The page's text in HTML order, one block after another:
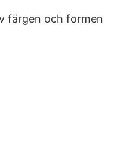
färgen och formen